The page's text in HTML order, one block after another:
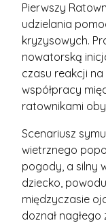
Pierwszy
udzielania
kryzysowych.
nowatorską
czasu reakcji
współpracy
ratownikami
Scenariusz
wietrznego
pogody, a silny
dziecko,
międzyczasie
doznał